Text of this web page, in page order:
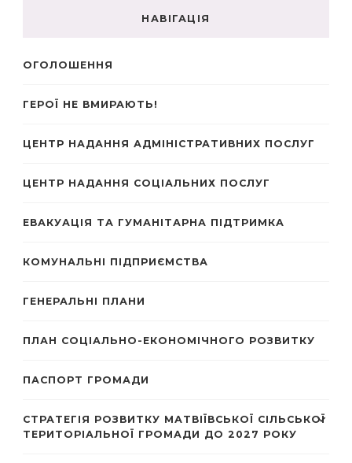
НАВІГАЦІЯ
ОГОЛОШЕННЯ
ГЕРОЇ НЕ ВМИРАЮТЬ!
ЦЕНТР НАДАННЯ АДМІНІСТРАТИВНИХ ПОСЛУГ
ЦЕНТР НАДАННЯ СОЦІАЛЬНИХ ПОСЛУГ
ЕВАКУАЦІЯ ТА ГУМАНІТАРНА ПІДТРИМКА
КОМУНАЛЬНІ ПІДПРИЄМСТВА
ГЕНЕРАЛЬНІ ПЛАНИ
ПЛАН СОЦІАЛЬНО-ЕКОНОМІЧНОГО РОЗВИТКУ
ПАСПОРТ ГРОМАДИ
СТРАТЕГІЯ РОЗВИТКУ МАТВІЇВСЬКОЇ СІЛЬСЬКОЇ
ТЕРИТОРІАЛЬНОЇ ГРОМАДИ ДО 2027 РОКУ